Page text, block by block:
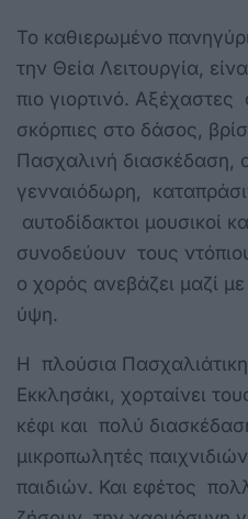
Το καθιερωμένο
την Θεία Λειτουργία,
πιο γιορτινό. Αξέχαστες
σκόρπιες στο δάσος,
Πασχαλινή διασκέδαση,
γενναιόδωρη,
αυτοδίδακτοι μουσικοί
συνοδεύουν τους
ο χορός ανεβάζει μαζί
ύψη.
Η πλούσια
Εκκλησάκι, χορταίνει
κέφι και πολύ
μικροπωλητές
παιδιών. Και εφέτος